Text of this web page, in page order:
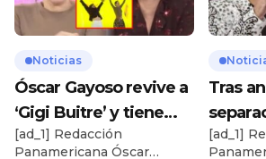
Noticias
Óscar Gayoso revive a
‘Gigi Buitre’ y tiene
inesperado
[ad_1] Redacción
Panamericana Óscar
Tras
de
[ad_1]